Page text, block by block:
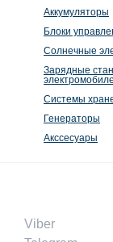
Аккумуляторы
Блоки
Солнечные
Зарядные
Системы
Генераторы
Акссесуары
Viber